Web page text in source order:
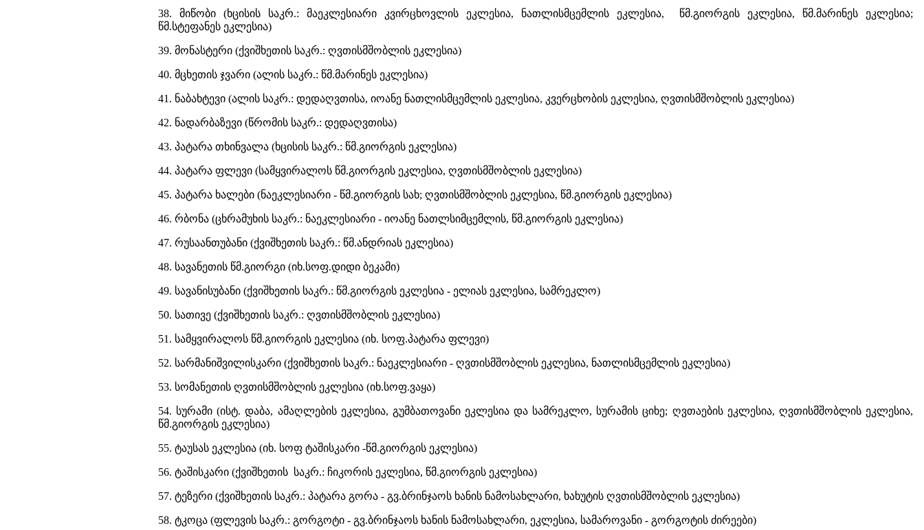
38. მიწობი (ხცისის საკრ.: მაეკლესიარი კვირცხოვლის ეკლესია, ნათლისმცემლის ეკლესია, წმ.გიორგის ეკლესია, წმ.მარინეს ეკლესია;
წმ.სტეფანეს ეკლესია)
39. მონასტერი (ქვიშხეთის საკრ.: ღვთისმშობლის ეკლესია)
40. მცხეთის ჯვარი (ალის საკრ.: წმ.მარინეს ეკლესია)
41. ნაბახტევი (ალის საკრ.: დედაღვთისა, იოანე ნათლისმცემლის ეკლესია, კვერცხობის ეკლესია, ღვთისმშობლის ეკლესია)
42. ნადარბაზევი (წრომის საკრ.: დედაღვთისა)
43. პატარა თხინვალა (ხცისის საკრ.: წმ.გიორგის ეკლესია)
44. პატარა ფლევი (სამყვირალოს წმ.გიორგის ეკლესია, ღვთისმშობლის ეკლესია)
45. პატარა ხალები (ნაეკლესიარი - წმ.გიორგის სახ; ღვთისმშობლის ეკლესია, წმ.გიორგის ეკლესია)
46. რბონა (ცხრამუხის საკრ.: ნაეკლესიარი - იოანე ნათლსიმცემლის, წმ.გიორგის ეკლესია)
47. რუსაანთუბანი (ქვიშხეთის საკრ.: წმ.ანდრიას ეკლესია)
48. სავანეთის წმ.გიორგი (იხ.სოფ.დიდი ბეკამი)
49. სავანისუბანი (ქვიშხეთის საკრ.: წმ.გიორგის ეკლესია - ელიას ეკლესია, სამრეკლო)
50. სათივე (ქვიშხეთის საკრ.: ღვთისმშობლის ეკლესია)
51. სამყვირალოს წმ.გიორგის ეკლესია (იხ. სოფ.პატარა ფლევი)
52. სარმანიშვილისკარი (ქვიშხეთის საკრ.: ნაეკლესიარი - ღვთისმშობლის ეკლესია, ნათლისმცემლის ეკლესია)
53. სომანეთის ღვთისმშობლის ეკლესია (იხ.სოფ.ვაყა)
54. სურამი (ისტ. დაბა, ამაღლების ეკლესია, გუმბათოვანი ეკლესია და სამრეკლო, სურამის ციხე; ღვთაების ეკლესია, ღვთისმშობლის ეკლესია,
წმ.გიორგის ეკლესია)
55. ტაუსას ეკლესია (იხ. სოფ ტაშისკარი -წმ.გიორგის ეკლესია)
56. ტაშისკარი (ქვიშხეთის საკრ.: ჩიკორის ეკლესია, წმ.გიორგის ეკლესია)
57. ტეზერი (ქვიშხეთის საკრ.: პატარა გორა - გვ.ბრინჯაოს ხანის ნამოსახლარი, ხახუტის ღვთისმშობლის ეკლესია)
58. ტკოცა (ფლევის საკრ.: გორგოტი - გვ.ბრინჯაოს ხანის ნამოსახლარი, ეკლესია, სამაროვანი - გორგოტის ძირეები)